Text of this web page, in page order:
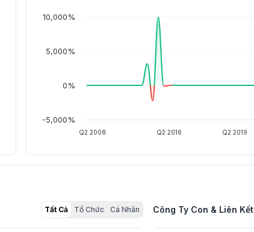
Q2 2008 Q2 2016 Q2 2019
-5,000%
0%
5,000%
10,000%
Tất Cả Tổ Chức Cá Nhân Công Ty Con & Liên Kết